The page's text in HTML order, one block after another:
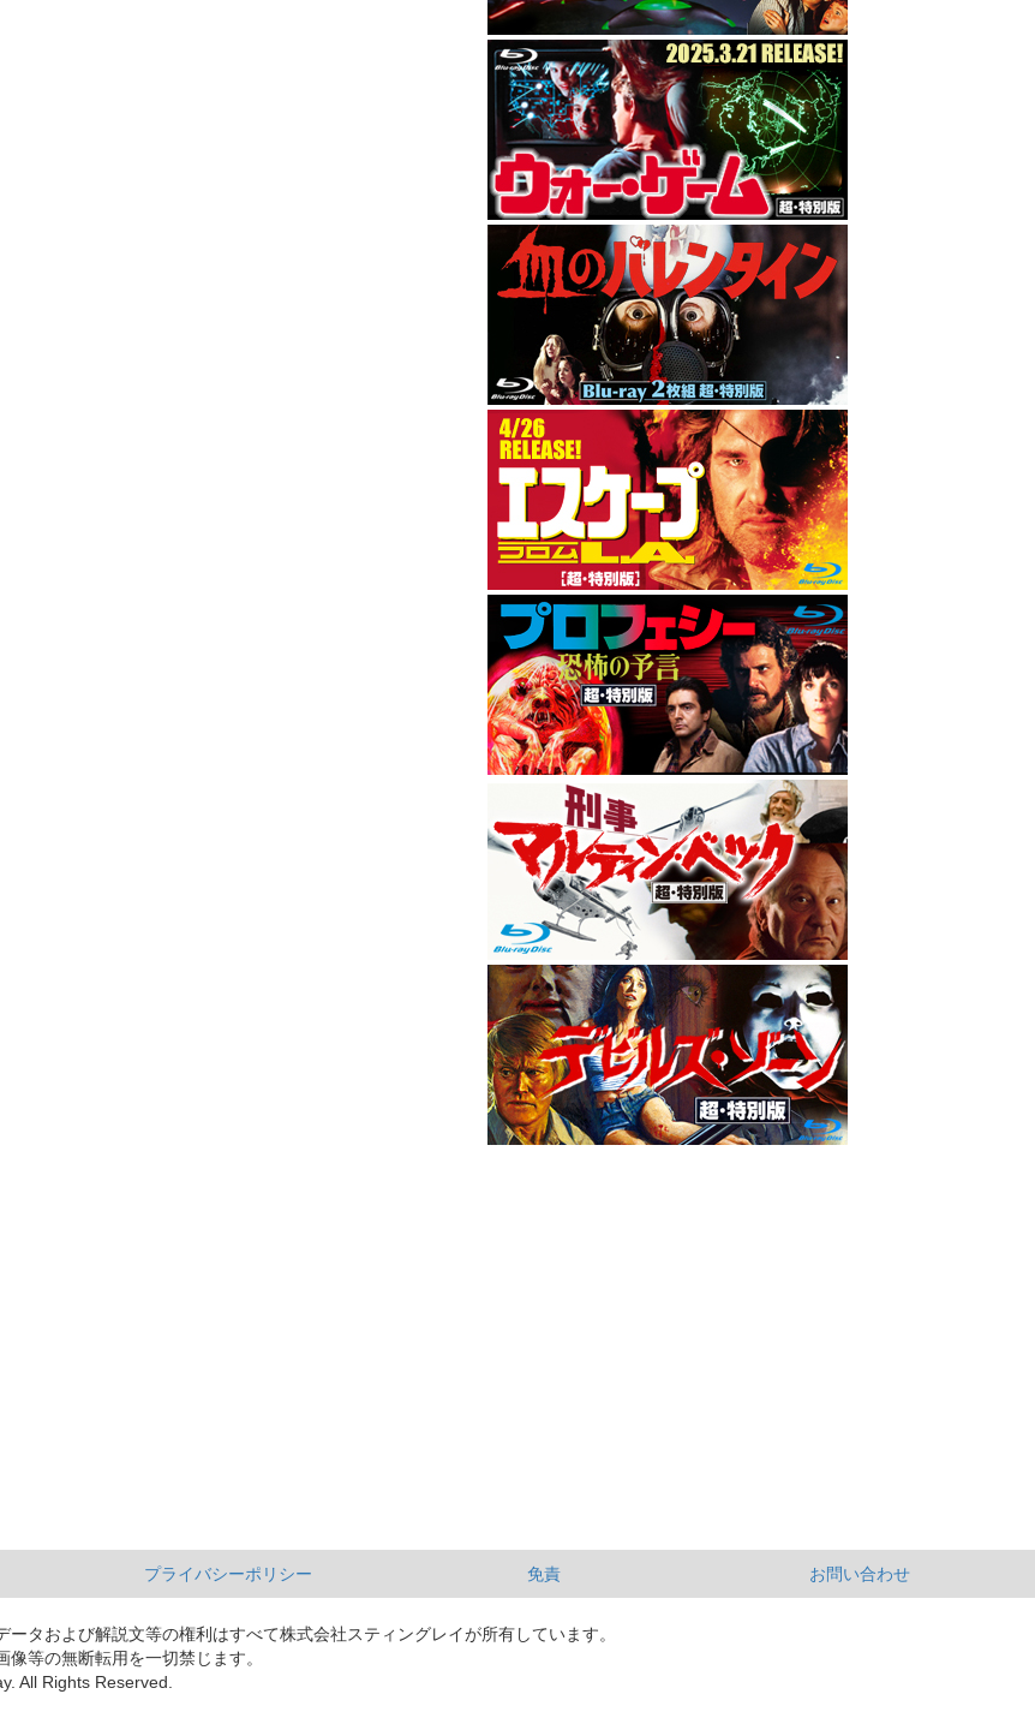
プライバシーポリシー 免責 お問い合わせ
ータおよび解説文等の権利はすべて株式会社スティングレイが所有しています。
像等の無断転用を一切禁じます。
All Rights Reserved.